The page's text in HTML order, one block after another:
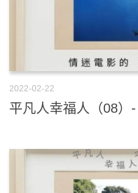
2022-02-22
平凡人幸福人（08）